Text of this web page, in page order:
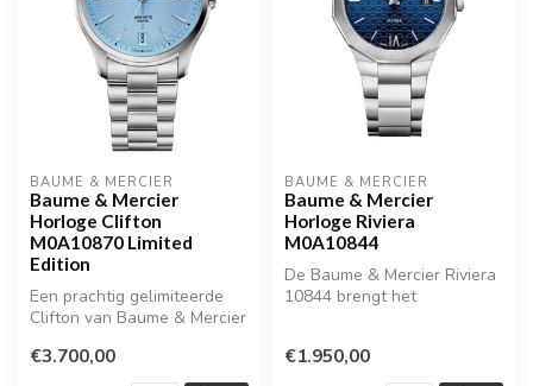
BAUME & MERCIER
Baume & Mercier
Horloge Clifton
M0A10870 Limited
Edition
Een prachtig gelimiteerde
Clifton van Baume & Mercier
€3.700,00
BAUME & MERCIER
Baume & Mercier
Horloge Riviera
M0A10844
De Baume & Mercier Riviera
10844 brengt het
€1.950,00